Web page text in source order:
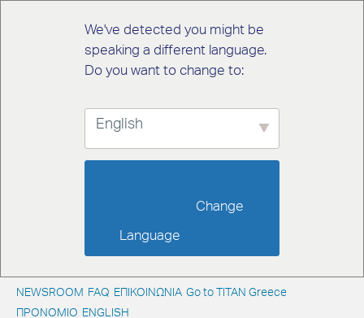
We've detected you might be
speaking a different language.
Do you want to change to:
English
Language
NEWSROOM FAQ ΕΠΙΚΟΙΝΩΝΙΑ Go to TITAN Greece
ΠΡΟΝΟΜΙΟ ENGLISH